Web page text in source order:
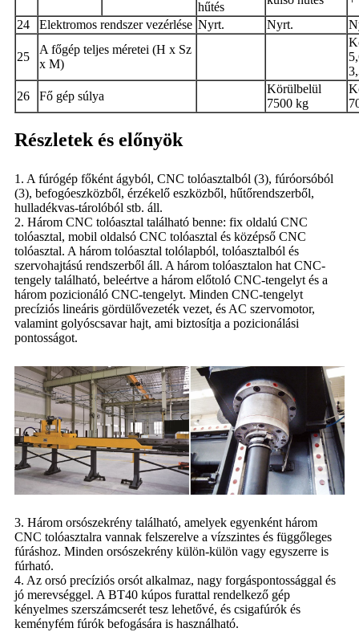
hűtés
24
Elektromos rendszer vezérlése Nyrt. Nyrt.
25
A főgép teljes méretei (H x Sz
x M)
26
Fő gép súlya
Körülbelül
7500 kg
Részletek és előnyök
1. A fúrógép főként ágyból, CNC tolóasztalból (3), fúróorsóból
(3), befogóeszközből, érzékelő eszközből, hűtőrendszerből,
hulladékvas-tárolóból stb. áll.
2. Három CNC tolóasztal található benne: fix oldalú CNC
tolóasztal, mobil oldalsó CNC tolóasztal és középső CNC
tolóasztal. A három tolóasztal tolólapból, tolóasztalból és
szervohajtású rendszerből áll. A három tolóasztalon hat CNC-
tengely található, beleértve a három előtoló CNC-tengelyt és a
három pozicionáló CNC-tengelyt. Minden CNC-tengelyt
precíziós lineáris gördülővezeték vezet, és AC szervomotor,
valamint golyóscsavar hajt, ami biztosítja a pozicionálási
pontosságot.
3. Három orsószekrény található, amelyek egyenként három
CNC tolóasztalra vannak felszerelve a vízszintes és függőleges
fúráshoz. Minden orsószekrény külön-külön vagy egyszerre is
fúrható.
4. Az orsó precíziós orsót alkalmaz, nagy forgáspontossággal és
jó merevséggel. A BT40 kúpos furattal rendelkező gép
kényelmes szerszámcserét tesz lehetővé, és csigafúrók és
keményfém fúrók befogására is használható.